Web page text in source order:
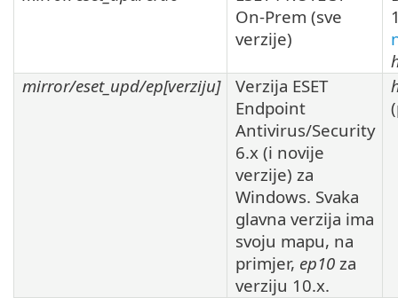
On-Prem (sve
verzije)
mirror/eset_upd/ep[verziju] Verzija ESET
Endpoint
Antivirus/Security
6.x (i novije
verzije) za
Windows. Svaka
glavna verzija ima
svoju mapu, na
primjer, ep10 za
verziju 10.x.